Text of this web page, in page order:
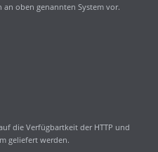
oben genannten System vor.
die Verfügbartkeit der HTTP und
geliefert werden.